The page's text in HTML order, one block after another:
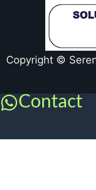
Copyright ©
Contact